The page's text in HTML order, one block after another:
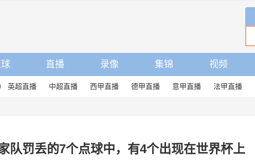
直播 录像 集锦 视频
英超直播 中超直播 西甲直播 德甲直播 意甲直播 法甲直播
队罚丢的7个点球中，有4个出现在世界杯上